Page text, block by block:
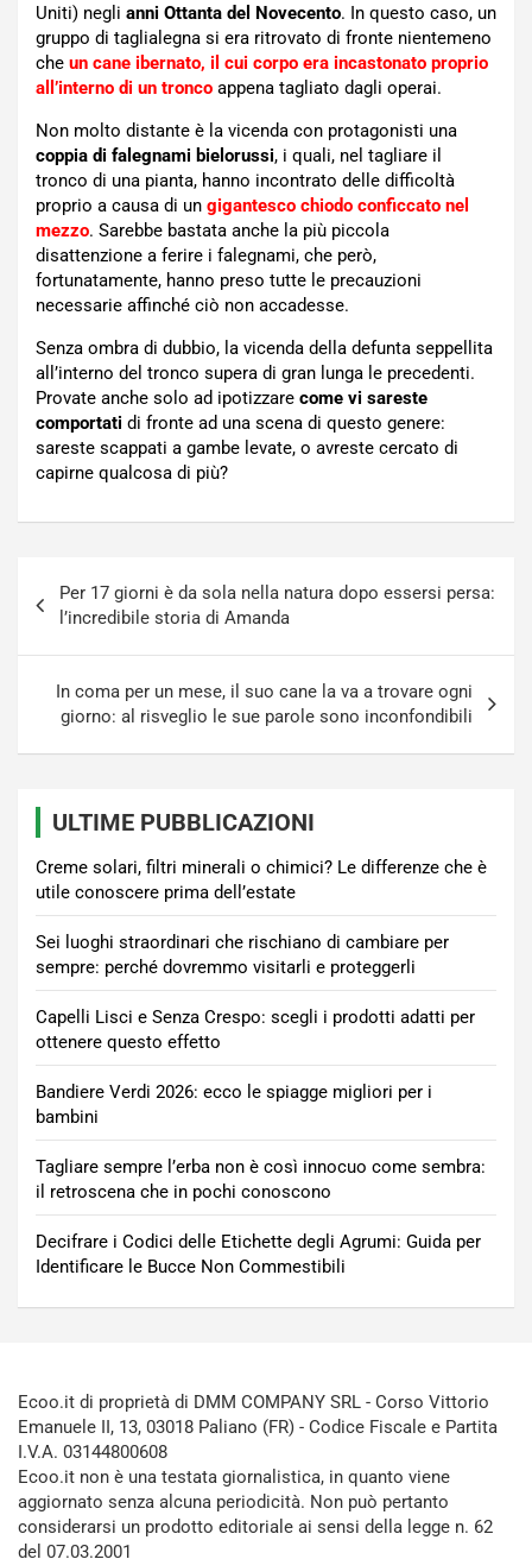
Uniti) negli anni Ottanta del Novecento. In questo caso, un
gruppo di taglialegna si era ritrovato di fronte nientemeno
che un cane ibernato, il cui corpo era incastonato proprio
all’interno di un tronco appena tagliato dagli operai.
Non molto distante è la vicenda con protagonisti una
coppia di falegnami bielorussi, i quali, nel tagliare il
tronco di una pianta, hanno incontrato delle difficoltà
proprio a causa di un gigantesco chiodo conficcato nel
mezzo. Sarebbe bastata anche la più piccola
disattenzione a ferire i falegnami, che però,
fortunatamente, hanno preso tutte le precauzioni
necessarie affinché ciò non accadesse.
Senza ombra di dubbio, la vicenda della defunta seppellita
all’interno del tronco supera di gran lunga le precedenti.
Provate anche solo ad ipotizzare come vi sareste
comportati di fronte ad una scena di questo genere:
sareste scappati a gambe levate, o avreste cercato di
capirne qualcosa di più?
articoli
Per 17 giorni è da sola nella natura dopo essersi persa:
l’incredibile storia di Amanda
In coma per un mese, il suo cane la va a trovare ogni
giorno: al risveglio le sue parole sono inconfondibili
ULTIME PUBBLICAZIONI
Creme solari, filtri minerali o chimici? Le differenze che è
utile conoscere prima dell’estate
Sei luoghi straordinari che rischiano di cambiare per
sempre: perché dovremmo visitarli e proteggerli
Capelli Lisci e Senza Crespo: scegli i prodotti adatti per
ottenere questo effetto
Bandiere Verdi 2026: ecco le spiagge migliori per i
bambini
Tagliare sempre l’erba non è così innocuo come sembra:
il retroscena che in pochi conoscono
Decifrare i Codici delle Etichette degli Agrumi: Guida per
Identificare le Bucce Non Commestibili
Ecoo.it di proprietà di DMM COMPANY SRL - Corso Vittorio
Emanuele II, 13, 03018 Paliano (FR) - Codice Fiscale e Partita
I.V.A. 03144800608
Ecoo.it non è una testata giornalistica, in quanto viene
aggiornato senza alcuna periodicità. Non può pertanto
considerarsi un prodotto editoriale ai sensi della legge n. 62
del 07.03.2001